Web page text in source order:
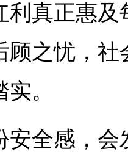
利真正惠
顾之忧，
。
安全感，